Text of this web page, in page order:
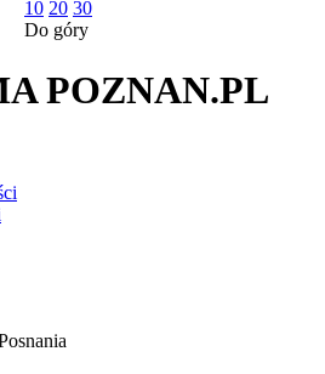
10 20 30
Do góry
POZNAN.PL